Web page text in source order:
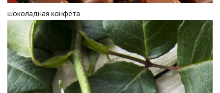
шоколадная конфета